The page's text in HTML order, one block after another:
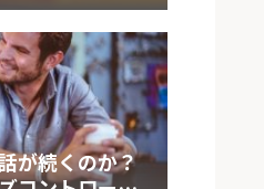
が続くのか？